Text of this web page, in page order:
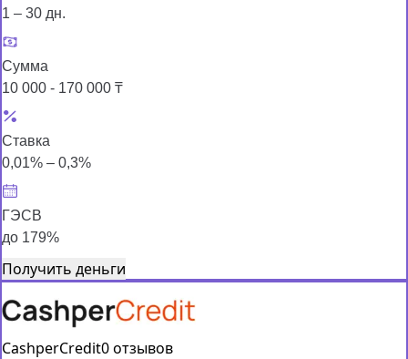
1 – 30 дн.
Сумма
10 000 - 170 000 ₸
Ставка
0,01% – 0,3%
ГЭСВ
до 179%
Получить деньги
CashperCredit0 отзывов